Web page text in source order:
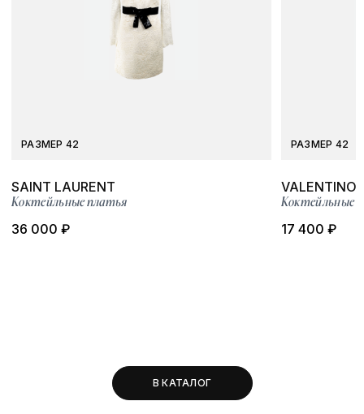
РАЗМЕР 42
SAINT LAURENT
Коктейльные платья
36 000 ₽
РАЗМЕР 42
VALENTINO
Коктейльные
17 400 ₽
В КАТАЛОГ